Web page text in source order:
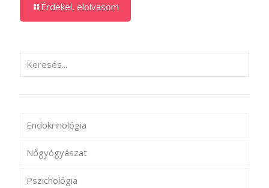
Érdekel, elolvasom
Endokrinológia
Nőgyógyászat
Pszichológia